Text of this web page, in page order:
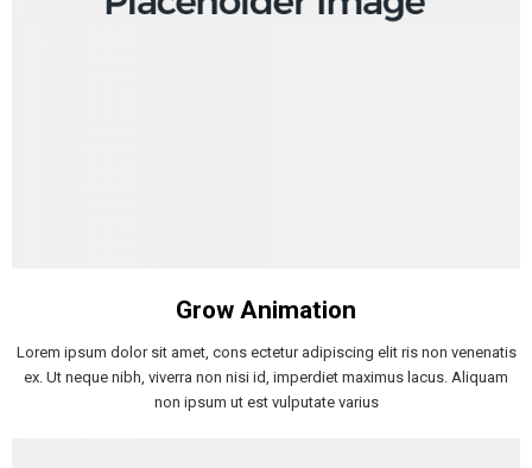
Grow Animation
Lorem ipsum dolor sit amet, cons ectetur adipiscing elit ris non venenatis
ex. Ut neque nibh, viverra non nisi id, imperdiet maximus lacus. Aliquam
non ipsum ut est vulputate varius